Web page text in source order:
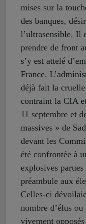
mises sur la
des banques,
l’ultrasensible. Il
prendre de front
s’y est attelé
France.
déjà fait la
contraint la CIA
11 septembre et
massives » de
devant les
été confrontée à
explosives
préambule aux
Celles-ci
nombre d’élus
vivement